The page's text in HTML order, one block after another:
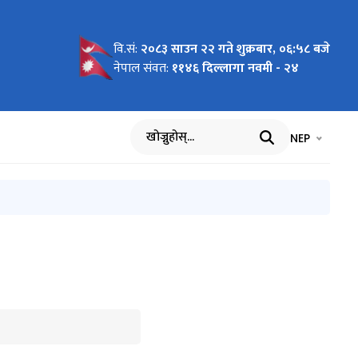
वि.सं: २०८३ साउन २२ गते शुक्रबार, ०६:५८ बजे
नेपाल संवत: ११४६ दिल्लागा नवमी - २४
खोज्नुहोस् भाषा चयन
NEP